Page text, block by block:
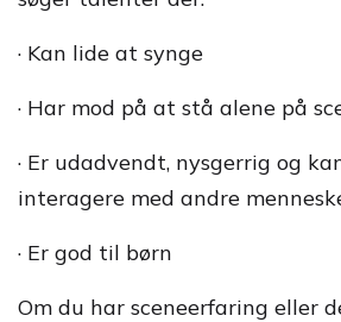
· Kan lide at synge
· Har mod på at stå alene på
· Er udadvendt, nysgerrig og
interagere med andre
· Er god til børn
Om du har sceneerfaring eller